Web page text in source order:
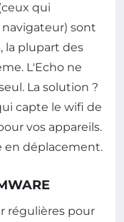
qui
sont
la plupart des
L'Echo ne
La solution ?
capte le wifi de
vos appareils.
en déplacement.
régulières pour